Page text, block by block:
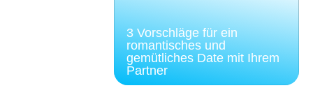
3 Vorschläge für ein
romantisches und
gemütliches Date mit Ihrem
Partner